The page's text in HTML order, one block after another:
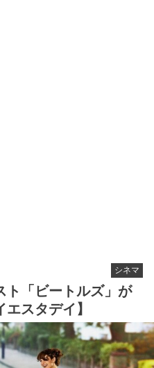
シネマ
ト「ビートルズ」が
スタデイ】